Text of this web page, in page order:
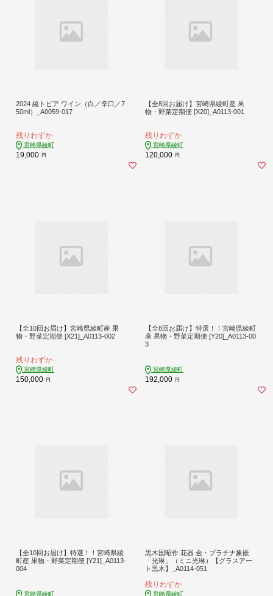
2024 綾トピア ワイン（白／辛口／7
50ml）_A0059-017
残りわずか
宮崎県綾町
19,000 円
【全8回お届け】宮崎県綾町産 果
物・野菜定期便 [X20]_A0113-001
残りわずか
宮崎県綾町
120,000 円
【全10回お届け】宮崎県綾町産 果
物・野菜定期便 [X21]_A0113-002
残りわずか
宮崎県綾町
150,000 円
【全8回お届け】特選！！宮崎県綾町
産 果物・野菜定期便 [Y20]_A0113-00
3
宮崎県綾町
192,000 円
【全10回お届け】特選！！宮崎県綾
町産 果物・野菜定期便 [Y21]_A0113-
004
宮崎県綾町
黒木国昭作 花器 金・プラチナ象嵌
「光琳」（ミニ光琳）【グラスアー
ト黒木】_A0114-051
残りわずか
宮崎県綾町